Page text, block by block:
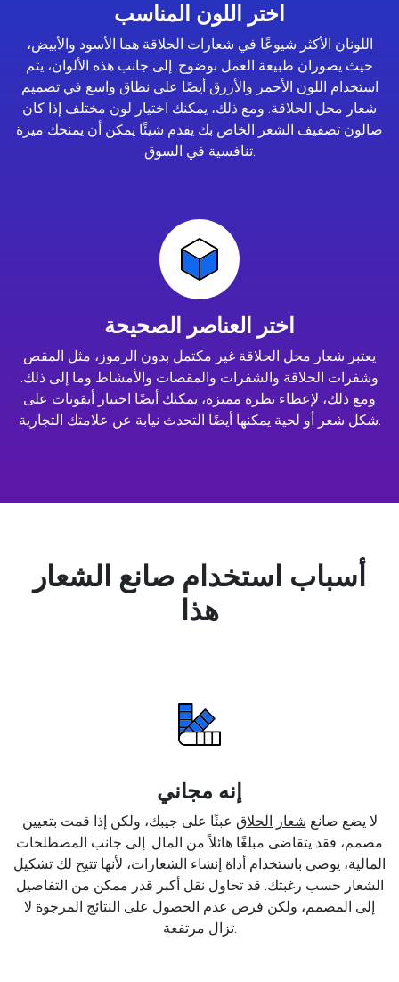
اختر اللون المناسب
اللونان الأكثر شيوعًا في شعارات الحلاقة هما الأسود والأبيض،
حيث يصوران طبيعة العمل بوضوح. إلى جانب هذه الألوان، يتم
استخدام اللون الأحمر والأزرق أيضًا على نطاق واسع في تصميم
شعار محل الحلاقة. ومع ذلك، يمكنك اختيار لون مختلف إذا كان
صالون تصفيف الشعر الخاص بك يقدم شيئًا يمكن أن يمنحك ميزة
تنافسية في السوق.
اختر العناصر الصحيحة
يعتبر شعار محل الحلاقة غير مكتمل بدون الرموز، مثل المقص
وشفرات الحلاقة والشفرات والمقصات والأمشاط وما إلى ذلك.
ومع ذلك، لإعطاء نظرة مميزة، يمكنك أيضًا اختيار أيقونات على
شكل شعر أو لحية يمكنها أيضًا التحدث نيابة عن علامتك التجارية.
أسباب استخدام صانع الشعار
هذا
إنه مجاني
لا يضع صانع شعار الحلاق عبئًا على جيبك، ولكن إذا قمت بتعيين
مصمم، فقد يتقاضى مبلغًا هائلاً من المال. إلى جانب المصطلحات
المالية، يوصى باستخدام أداة إنشاء الشعارات، لأنها تتيح لك تشكيل
الشعار حسب رغبتك. قد تحاول نقل أكبر قدر ممكن من التفاصيل
إلى المصمم، ولكن فرص عدم الحصول على النتائج المرجوة لا
تزال مرتفعة.